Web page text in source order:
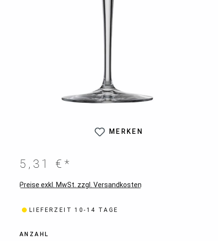
MERKEN
5,31 €*
Preise exkl. MwSt. zzgl. Versandkosten
LIEFERZEIT 10-14 TAGE
ANZAHL